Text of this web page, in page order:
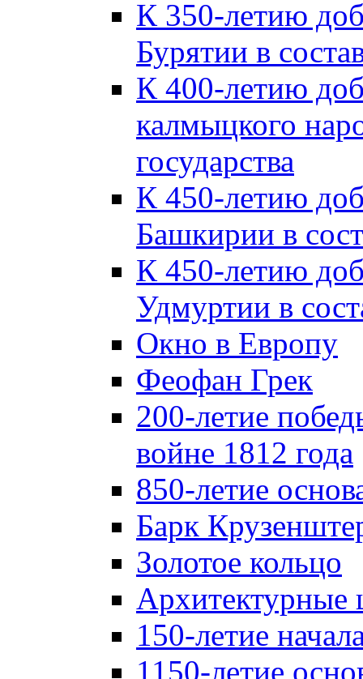
К 350-летию
Бурятии в
К 400-летию
калмыцкого
государства
К 450-летию
Башкирии в
К 450-летию
Удмуртии в
Окно в Европу
Феофан Грек
200-летие
войне 1812 года
850-летие
Барк
Золотое кольцо
Архитектурные
150-летие
1150-летие